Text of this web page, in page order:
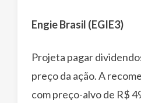
Engie Brasil (EGIE3)
Projeta pagar
preço da ação. A
com preço-alvo de R$